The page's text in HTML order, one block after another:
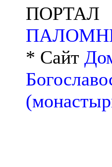
ПОРТАЛ
* Сайт